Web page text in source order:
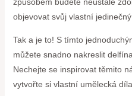
způsobem budete neustále
objevovat svůj vlastní
Tak a je to! S tímto
můžete snadno nakreslit
Nechejte se inspirovat těmito
vytvořte si vlastní umělecká